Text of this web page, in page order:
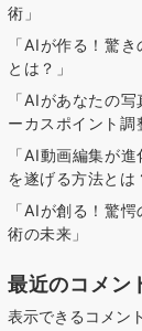
術」
「AIが作る！驚
とは？」
「AIがあなたの
ーカスポイント調
「AI動画編集が
を遂げる方法とは
「AIが創る！驚
術の未来」
最近のコメン
表示できるコメン